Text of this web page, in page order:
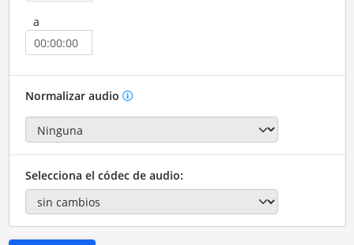
a
Normalizar audio
Selecciona el códec de audio: